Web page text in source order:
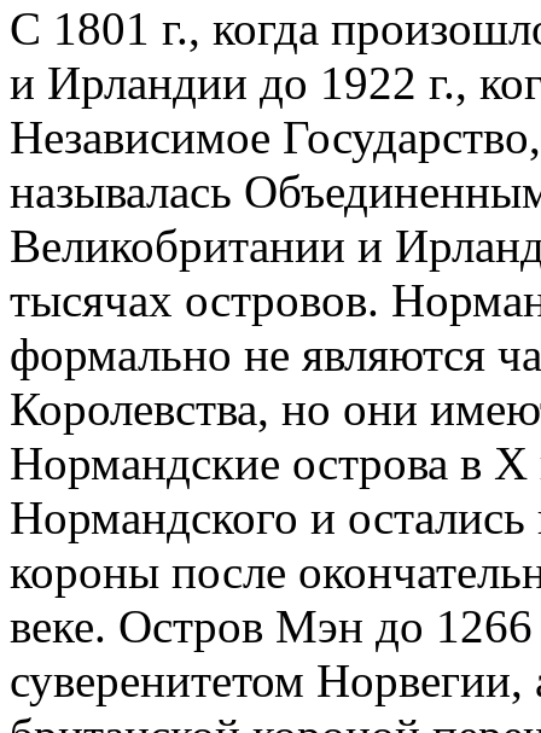
С 1801 г., когда
и Ирландии до 1922 г.,
Независимое
называлась
Великобритании и
тысячах островов.
формально не являются
Королевства, но они
Нормандские острова в Х
Нормандского и остались
короны после
веке. Остров Мэн до
суверенитетом